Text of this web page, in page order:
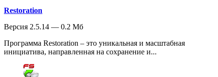
Restoration
Версия 2.5.14 — 0.2 Мб
Программа Restoration – это уникальная и масштабная
инициатива, направленная на сохранение и...